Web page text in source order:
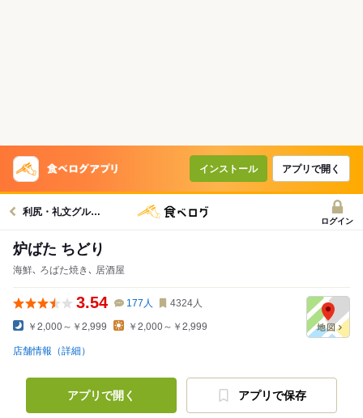
インストール アプリで開く
利尻・礼文グルメへ
ログイン
炉ばた ちどり
海鮮､ ろばた焼き､ 居酒屋
3.54 177 人 4324人
￥2,000～￥2,999 ￥2,000～￥2,999
店舗情報（詳細）
アプリで開く アプリで保存